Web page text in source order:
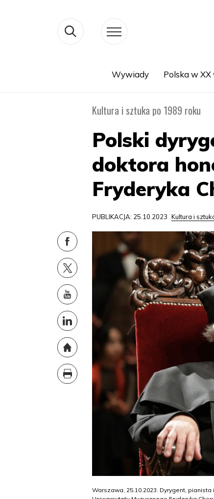
Wywiady Polska w XX
Kultura i sztuka po 1989 roku
Polski
doktora
Fryderyka
PUBLIKACJA: 25.10.2023 Kultura i
Warszawa, 25.10.2023. Dyrygent,